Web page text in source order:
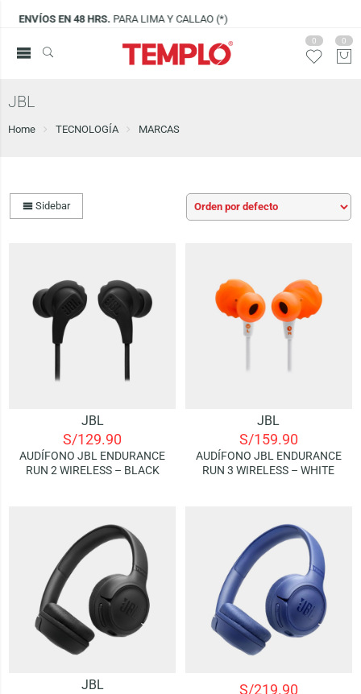
(*) VISÍTANOS EN
0 0
JBL
Home TECNOLOGÍA MARCAS
Sidebar
JBL
S/129.90
AUDÍFONO JBL ENDURANCE
RUN 2 WIRELESS – BLACK
JBL
S/159.90
AUDÍFONO JBL ENDURANCE
RUN 3 WIRELESS – WHITE
JBL S/219.90